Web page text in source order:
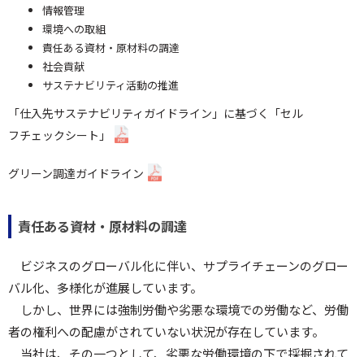
情報管理
環境への取組
責任ある資材・原材料の調達
社会貢献
サステナビリティ活動の推進
「仕入先サステナビリティガイドライン」に基づく「セル
フチェックシート」
グリーン調達ガイドライン
責任ある資材・原材料の調達
ビジネスのグローバル化に伴い、サプライチェーンのグロー
バル化、多様化が進展しています。
しかし、世界には強制労働や劣悪な環境での労働など、労働
者の権利への配慮がされていない状況が存在しています。
当社は、その一つとして、劣悪な労働環境の下で採掘されて